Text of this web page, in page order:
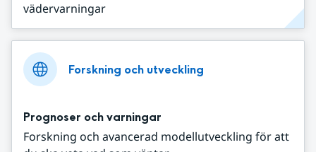
vädervarningar
Forskning och utveckling
Prognoser och varningar
Forskning och avancerad modellutveckling för att